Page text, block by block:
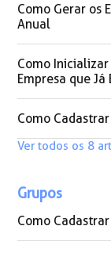
Como Gerar os
Anual
Como
Empresa que
Como
Ver todos os 8
Grupos
Como